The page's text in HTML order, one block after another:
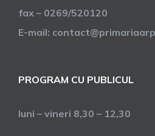
fax – 0269/520120
E-mail:
PROGRAM CU PUBLICUL
luni – vineri 8,30 – 12,30